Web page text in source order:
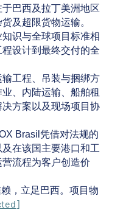
巴西及拉丁美洲地区
及超限货物运输。
识与全球项目标准相
设计到最终交付的全
工程、吊装与捆绑方
、内陆运输、船舶租
方案以及现场项目协
Brasil凭借对法规的
在该国主要港口和工
流程为客户创造价
，立足巴西。项目物